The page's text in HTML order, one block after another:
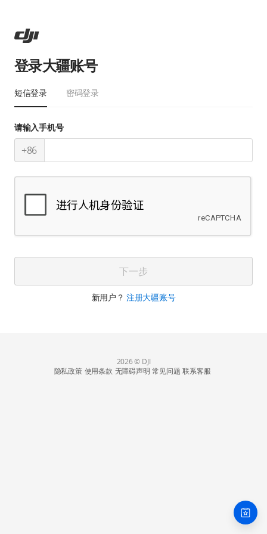
登录大疆账号
短信登录 密码登录
请输入手机号
+86
下一步
新用户？注册大疆账号
2026 © DJI
隐私政策 使用条款 无障碍声明 常见问题 联系客服